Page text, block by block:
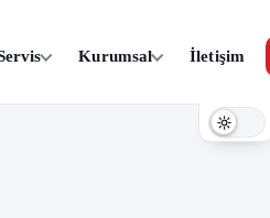
Kurumsal İletişim